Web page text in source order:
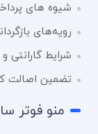
شیوه های
رویه‌های
شرایط
تضمین اصالت
منو فوتر